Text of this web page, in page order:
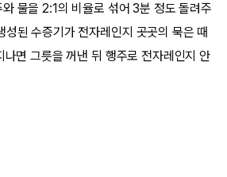
물을 2:1의 비율로 섞어 3분 정도 돌려주
성된 수증기가 전자레인지 곳곳의 묵은 때
면 그릇을 꺼낸 뒤 행주로 전자레인지 안